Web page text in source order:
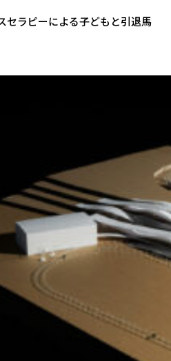
ラピーによる子どもと引退馬